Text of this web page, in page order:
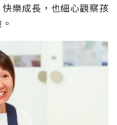
樂成長，也細心觀察孩